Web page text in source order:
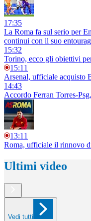
17:35
La Roma fa sul serio per
continui con il suo
15:32
Torino, ecco gli obiettivi
15:11
Arsenal, ufficiale acquisto
14:43
Accordo Ferran Torres-
13:11
Roma, ufficiale il rinnovo
Ultimi video
Vedi tutti